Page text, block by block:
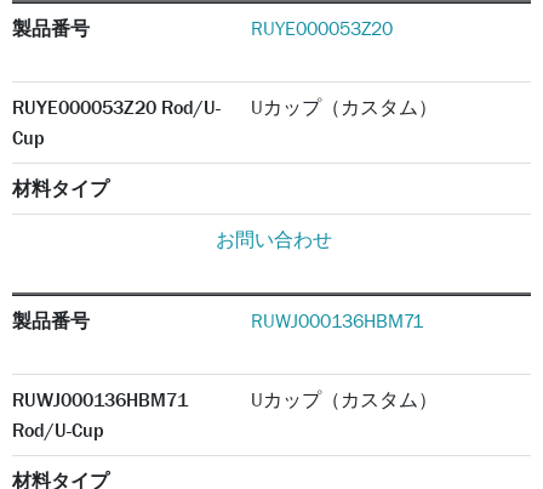
製品番号 RUYE000053Z20
RUYE000053Z20 Rod/U-
Cup
Uカップ（カスタム）
材料タイプ
お問い合わせ
製品番号 RUWJ000136HBM71
RUWJ000136HBM71
Rod/U-Cup
Uカップ（カスタム）
材料タイプ